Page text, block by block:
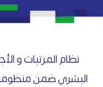
نظام المرتبات و